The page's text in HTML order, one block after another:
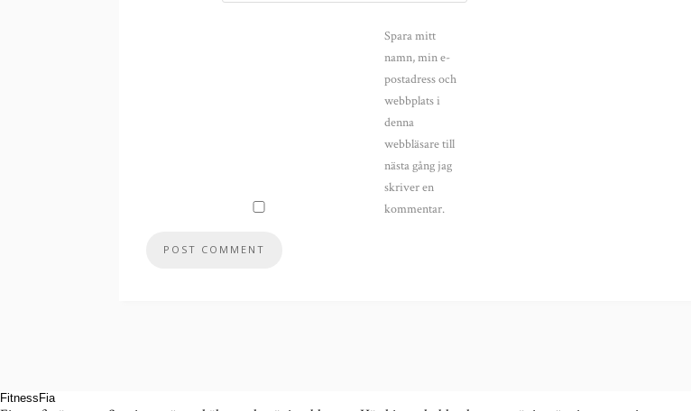
Spara mitt
namn, min e-
postadress och
webbplats i
denna
webbläsare till
nästa gång jag
skriver en
kommentar.
FitnessFia